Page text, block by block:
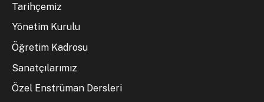
Tarihçemiz
Yönetim Kurulu
Öğretim Kadrosu
Sanatçılarımız
Özel Enstrüman Dersleri